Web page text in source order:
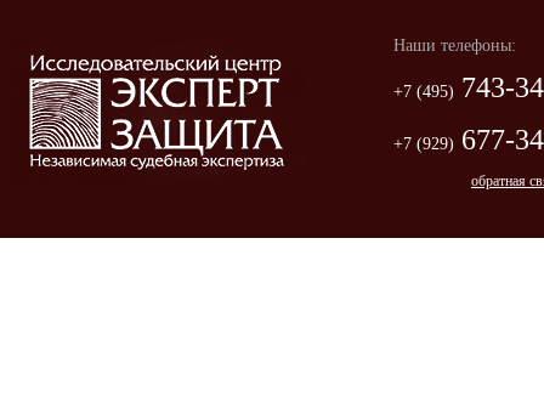
Наши телефоны:
+7 (495) 743-
+7 (929) 677-
обратная